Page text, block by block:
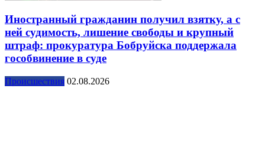
Иностранный гражданин получил взятку, а с
ней судимость, лишение свободы и крупный
штраф: прокуратура Бобруйска поддержала
гособвинение в суде
Происшествия 02.08.2026